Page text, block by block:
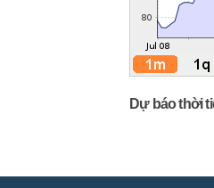
Dự báo thời